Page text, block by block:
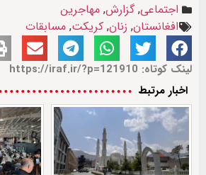
اجتماعی,گزارش, مهاجرین
افغانستان, زنان, کریکت, مسابقات
لینک کوتاه: https://iraf.ir/?p=121910
اخبار مرتبط